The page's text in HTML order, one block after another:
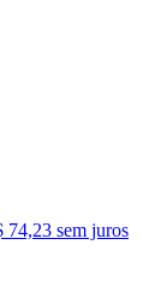
74,23 sem juros